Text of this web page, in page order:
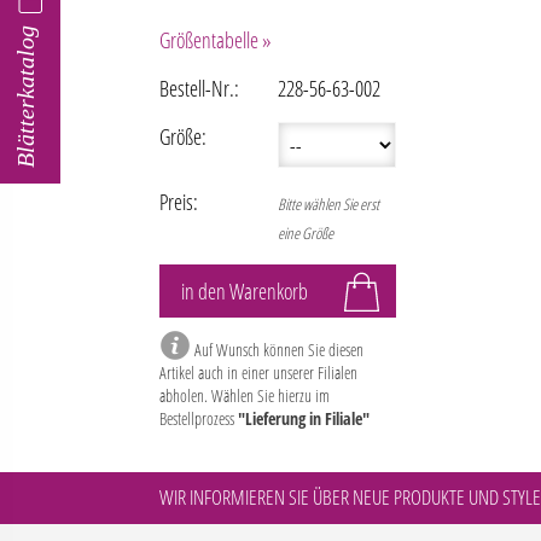
Blätterkatalog
Größentabelle »
Bestell-Nr.:
228-56-63-002
Größe:
Preis:
Bitte wählen Sie erst
eine Größe
Auf Wunsch können Sie diesen
Artikel auch in einer unserer Filialen
abholen. Wählen Sie hierzu im
Bestellprozess"Lieferung in Filiale"
WIR INFORMIEREN SIE ÜBER NEUE PRODUKTE UND